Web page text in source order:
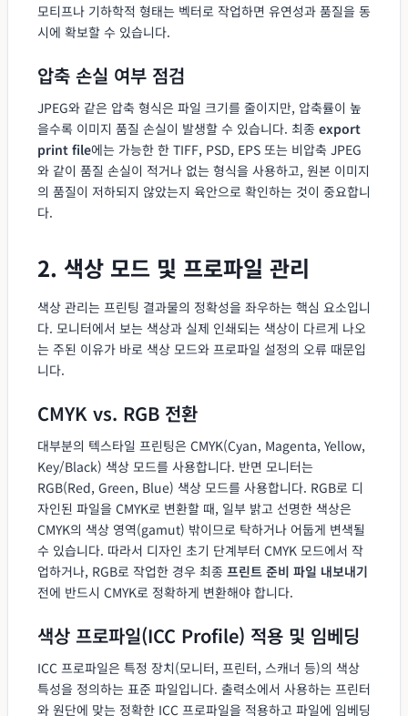
모티프나 기하학적 형태는 벡터로 작업하면 유연성과 품질을 동
시에 확보할 수 있습니다.
압축 손실 여부 점검
JPEG와 같은 압축 형식은 파일 크기를 줄이지만, 압축률이 높
을수록 이미지 품질 손실이 발생할 수 있습니다. 최종 export
print file에는 가능한 한 TIFF, PSD, EPS 또는 비압축 JPEG
와 같이 품질 손실이 적거나 없는 형식을 사용하고, 원본 이미지
의 품질이 저하되지 않았는지 육안으로 확인하는 것이 중요합니
다.
2. 색상 모드 및 프로파일 관리
색상 관리는 프린팅 결과물의 정확성을 좌우하는 핵심 요소입니
다. 모니터에서 보는 색상과 실제 인쇄되는 색상이 다르게 나오
는 주된 이유가 바로 색상 모드와 프로파일 설정의 오류 때문입
니다.
CMYK vs. RGB 전환
대부분의 텍스타일 프린팅은 CMYK(Cyan, Magenta, Yellow,
Key/Black) 색상 모드를 사용합니다. 반면 모니터는
RGB(Red, Green, Blue) 색상 모드를 사용합니다. RGB로 디
자인된 파일을 CMYK로 변환할 때, 일부 밝고 선명한 색상은
CMYK의 색상 영역(gamut) 밖이므로 탁하거나 어둡게 변색될
수 있습니다. 따라서 디자인 초기 단계부터 CMYK 모드에서 작
업하거나, RGB로 작업한 경우 최종 프린트 준비 파일 내보내기
전에 반드시 CMYK로 정확하게 변환해야 합니다.
색상 프로파일(ICC Profile) 적용 및 임베딩
ICC 프로파일은 특정 장치(모니터, 프린터, 스캐너 등)의 색상
특성을 정의하는 표준 파일입니다. 출력소에서 사용하는 프린터
와 원단에 맞는 정확한 ICC 프로파일을 적용하고 파일에 임베딩